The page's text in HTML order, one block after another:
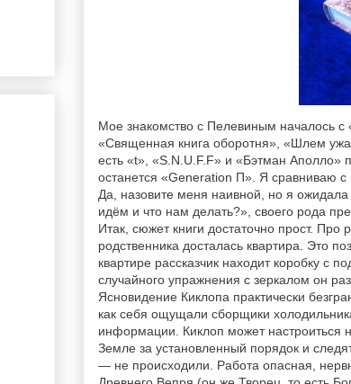
Мое знакомство с Пелевиным началось
«Священная книга оборотня», «Шлем
есть «t», «S.N.U.F.F» и «Бэтман
останется «Generation П». Я сравниваю
Да, назовите меня наивной, но я
идём и что нам делать?», своего рода
Итак, сюжет книги достаточно прост.
родственника досталась квартира. Это
квартире рассказчик находит коробку с
случайного упражнения с зеркалом он
Ясновидение Киклопа практически
как себя ощущали сборщики
информации. Киклоп может настроиться
Земле за установленный порядок и
— не происходили. Работа опасная,